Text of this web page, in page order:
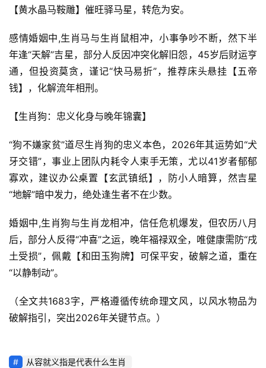
【黄水晶马鞍雕】催旺驿马星，转危为安。
感情婚姻中,生肖马与生肖鼠相冲，小事争吵不断，然下半
年逢“天解”吉星，部分人反因冲突化解旧怨，45岁后财运亨
通，但投资莫贪，谨记“快马易折”，推荐床头悬挂【五帝
钱】，化解流年相刑。
【生肖狗：忠义化身与晚年锦囊】
“狗不嫌家贫”道尽生肖狗的忠义本色，2026年其运势如“犬
牙交错”，事业上团队内耗令人束手无策，尤以41岁者郁郁
寡欢，建议办公桌置【玄武镇纸】，防小人暗算，然吉星
“地解”暗中发力，绝处逢生者不在少数。
婚姻中,生肖狗与生肖龙相冲，信任危机爆发，但农历八月
后，部分人反得“冲喜”之运，晚年福禄双全，唯健康需防“戌
土受损”，佩戴【和田玉狗牌】可保平安，破解之道，重在
“以静制动”。
（全文共1683字，严格遵循传统命理文风，以风水物品为
破解指引，突出2026年关键节点。）
从容就义指是代表什么生肖